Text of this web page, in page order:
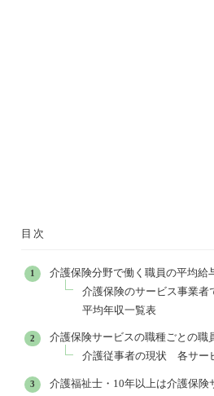
目次
介護保険分野で働く職員の平均給
介護保険のサービス事業者
平均年収一覧表
介護保険サービスの職種ごとの職
介護従事者の現状 各サー
介護福祉士・10年以上は介護保険